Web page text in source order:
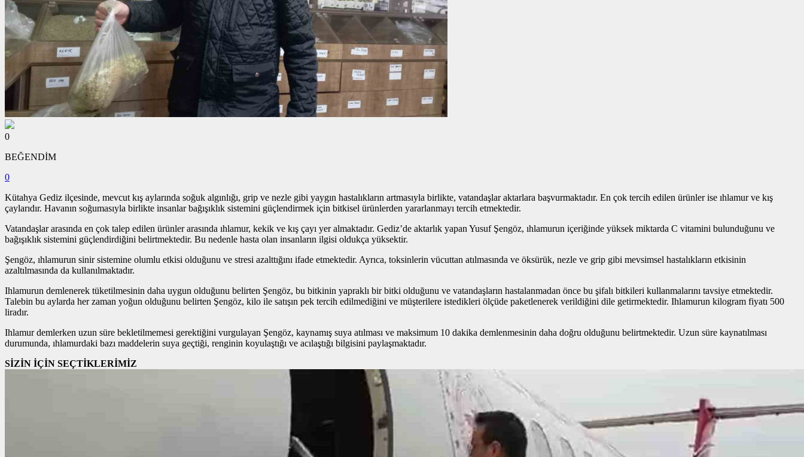
0
BEĞENDİM
0
Kütahya Gediz ilçesinde, mevcut kış aylarında soğuk algınlığı, grip ve nezle gibi yaygın hastalıkların artmasıyla birlikte, vatandaşlar aktarlara başvurmaktadır. En çok tercih edilen ürünler ise ıhlamur ve kış
çaylarıdır. Havanın soğumasıyla birlikte insanlar bağışıklık sistemini güçlendirmek için bitkisel ürünlerden yararlanmayı tercih etmektedir.
Vatandaşlar arasında en çok talep edilen ürünler arasında ıhlamur, kekik ve kış çayı yer almaktadır. Gediz’de aktarlık yapan Yusuf Şengöz, ıhlamurun içeriğinde yüksek miktarda C vitamini bulunduğunu ve
bağışıklık sistemini güçlendirdiğini belirtmektedir. Bu nedenle hasta olan insanların ilgisi oldukça yüksektir.
Şengöz, ıhlamurun sinir sistemine olumlu etkisi olduğunu ve stresi azalttığını ifade etmektedir. Ayrıca, toksinlerin vücuttan atılmasında ve öksürük, nezle ve grip gibi mevsimsel hastalıkların etkisinin
azaltılmasında da kullanılmaktadır.
Ihlamurun demlenerek tüketilmesinin daha uygun olduğunu belirten Şengöz, bu bitkinin yapraklı bir bitki olduğunu ve vatandaşların hastalanmadan önce bu şifalı bitkileri kullanmalarını tavsiye etmektedir.
Talebin bu aylarda her zaman yoğun olduğunu belirten Şengöz, kilo ile satışın pek tercih edilmediğini ve müşterilere istedikleri ölçüde paketlenerek verildiğini dile getirmektedir. Ihlamurun kilogram fiyatı 500
liradır.
Ihlamur demlerken uzun süre bekletilmemesi gerektiğini vurgulayan Şengöz, kaynamış suya atılması ve maksimum 10 dakika demlenmesinin daha doğru olduğunu belirtmektedir. Uzun süre kaynatılması
durumunda, ıhlamurdaki bazı maddelerin suya geçtiği, renginin koyulaştığı ve acılaştığı bilgisini paylaşmaktadır.
SİZİN İÇİN SEÇTİKLERİMİZ